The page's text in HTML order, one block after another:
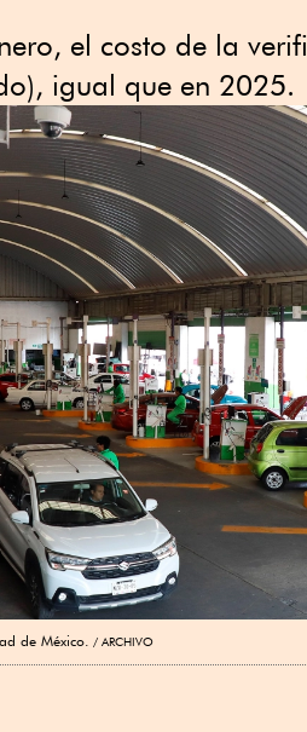
el costo de la
igual que en 2025.
de México. ARCHIVO